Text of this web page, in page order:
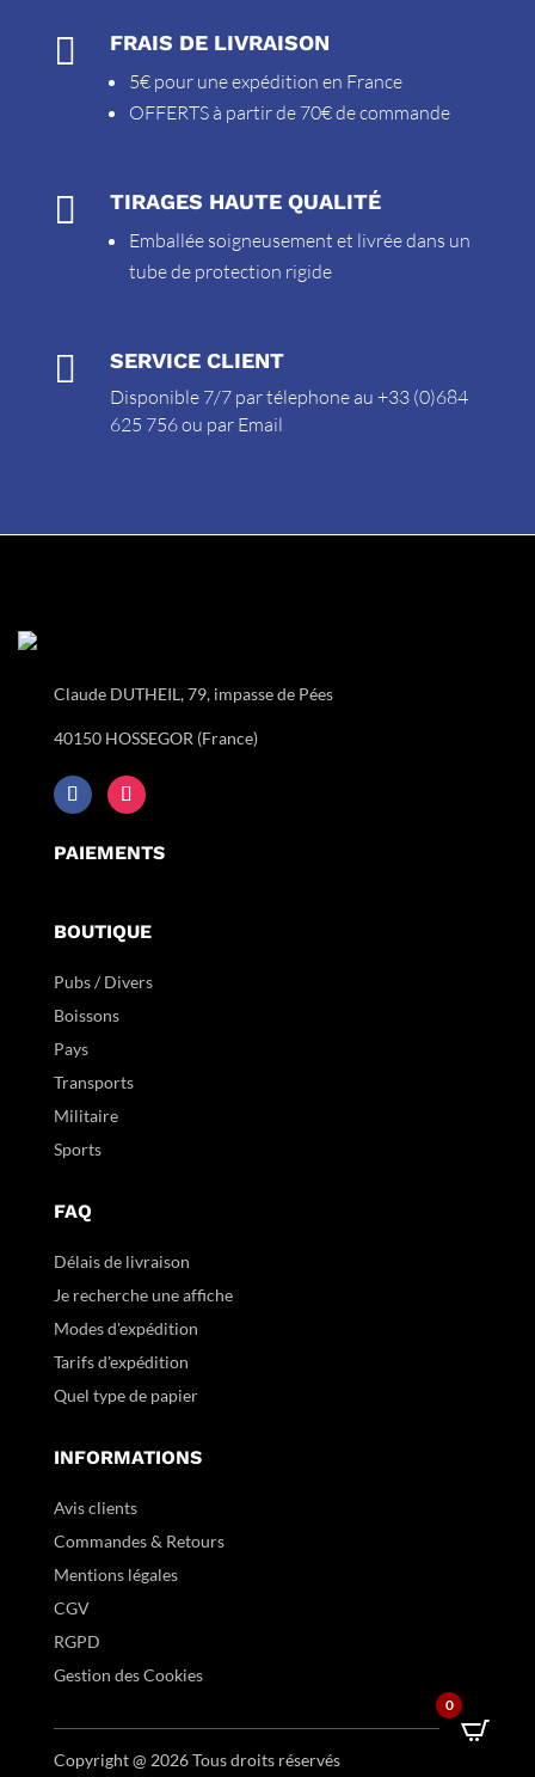
 FRAIS DE LIVRAISON
5€ pour une expédition en France
OFFERTS à partir de 70€ de commande
 TIRAGES HAUTE QUALITÉ
Emballée soigneusement et livrée dans un
tube de protection rigide
 SERVICE CLIENT
Disponible 7/7 par télephone au +33 (0)684
625 756 ou par Email
Claude DUTHEIL, 79, impasse de Pées
40150 HOSSEGOR (France)
PAIEMENTS
BOUTIQUE
Pubs / Divers
Boissons
Pays
Transports
Militaire
Sports
FAQ
Délais de livraison
Je recherche une affiche
Modes d'expédition
Tarifs d'expédition
Quel type de papier
INFORMATIONS
Avis clients
Commandes & Retours
Mentions légales
CGV
RGPD
Gestion des Cookies
Copyright @ 2026 Tous droits réservés
0